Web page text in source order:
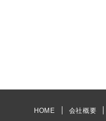
HOME 会社概要